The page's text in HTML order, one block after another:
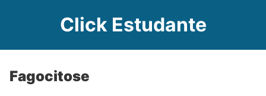
Click Estudante
Fagocitose